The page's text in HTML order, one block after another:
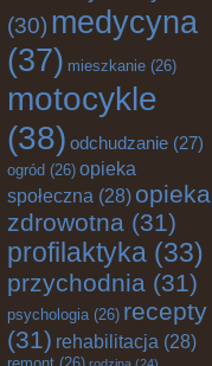
(30) medycyna
(37) mieszkanie (26)
motocykle
(38) odchudzanie (27)
ogród (26) opieka
społeczna (28) opieka
zdrowotna (31)
profilaktyka (33)
przychodnia (31)
psychologia(26) recepty
(31) rehabilitacja (28)